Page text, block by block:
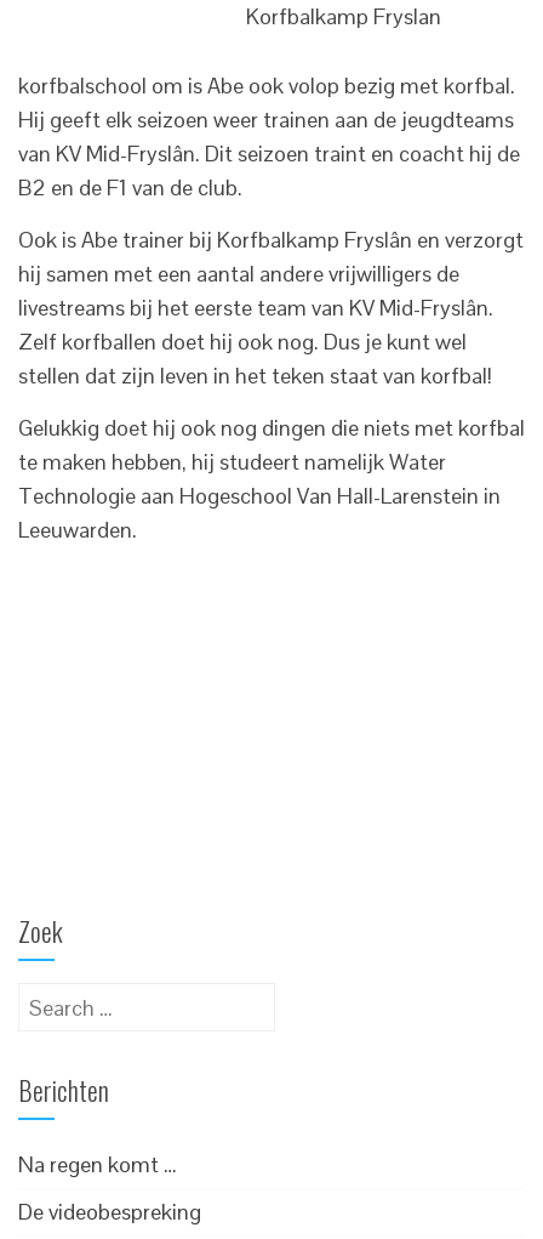
Korfbalkamp Fryslan
korfbalschool om is Abe ook volop bezig met korfbal.
Hij geeft elk seizoen weer trainen aan de jeugdteams
van KV Mid-Fryslân. Dit seizoen traint en coacht hij de
B2 en de F1 van de club.
Ook is Abe trainer bij Korfbalkamp Fryslân en verzorgt
hij samen met een aantal andere vrijwilligers de
livestreams bij het eerste team van KV Mid-Fryslân.
Zelf korfballen doet hij ook nog. Dus je kunt wel
stellen dat zijn leven in het teken staat van korfbal!
Gelukkig doet hij ook nog dingen die niets met korfbal
te maken hebben, hij studeert namelijk Water
Technologie aan Hogeschool Van Hall-Larenstein in
Leeuwarden.
Zoek
Search
Berichten
Na regen komt …
De videobespreking